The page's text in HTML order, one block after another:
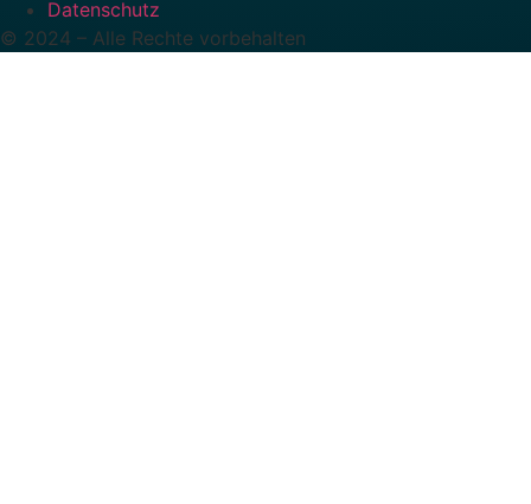
Datenschutz
© 2024 – Alle Rechte vorbehalten